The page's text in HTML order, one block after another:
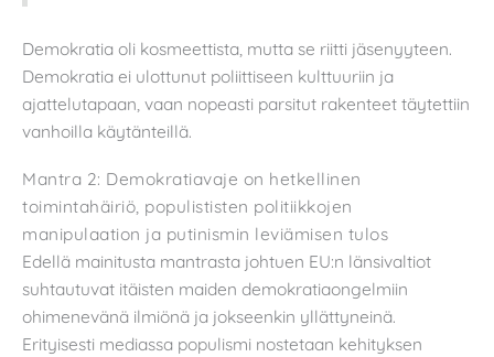
Demokratia oli kosmeettista, mutta se riitti jäsenyyteen.
Demokratia ei ulottunut poliittiseen kulttuuriin ja
ajattelutapaan, vaan nopeasti parsitut rakenteet täytettiin
vanhoilla käytänteillä.
Mantra 2: Demokratiavaje on hetkellinen
toimintahäiriö, populististen politiikkojen
manipulaation ja putinismin leviämisen tulos
Edellä mainitusta mantrasta johtuen EU:n länsivaltiot
suhtautuvat itäisten maiden demokratiaongelmiin
ohimenevänä ilmiönä ja jokseenkin yllättyneinä.
Erityisesti mediassa populismi nostetaan kehityksen